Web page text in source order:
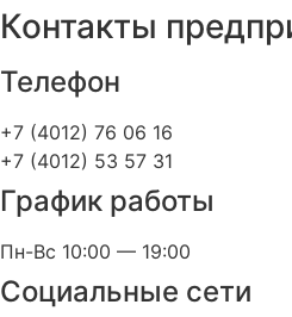
Контакты
Телефон
+7 (4012) 76 06 16
+7 (4012) 53 57 31
График работы
Пн-Вс 10:00 — 19:00
Социальные сети